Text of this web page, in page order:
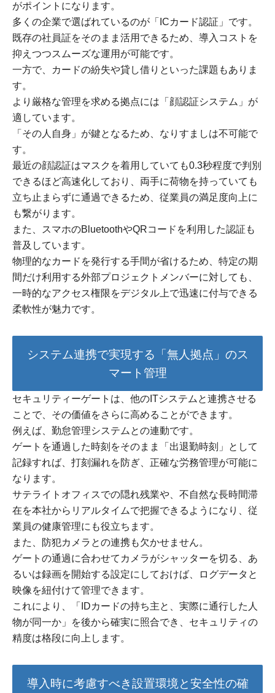
がポイントになります。
多くの企業で選ばれているのが「ICカード認証」です。
既存の社員証をそのまま活用できるため、導入コストを
抑えつつスムーズな運用が可能です。
一方で、カードの紛失や貸し借りといった課題もありま
す。
より厳格な管理を求める拠点には「顔認証システム」が
適しています。
「その人自身」が鍵となるため、なりすましは不可能で
す。
最近の顔認証はマスクを着用していても0.3秒程度で判別
できるほど高速化しており、両手に荷物を持っていても
立ち止まらずに通過できるため、従業員の満足度向上に
も繋がります。
また、スマホのBluetoothやQRコードを利用した認証も
普及しています。
物理的なカードを発行する手間が省けるため、特定の期
間だけ利用する外部プロジェクトメンバーに対しても、
一時的なアクセス権限をデジタル上で迅速に付与できる
柔軟性が魅力です。
システム連携で実現する「無人拠点」のス
マート管理
セキュリティーゲートは、他のITシステムと連携させる
ことで、その価値をさらに高めることができます。
例えば、勤怠管理システムとの連動です。
ゲートを通過した時刻をそのまま「出退勤時刻」として
記録すれば、打刻漏れを防ぎ、正確な労務管理が可能に
なります。
サテライトオフィスでの隠れ残業や、不自然な長時間滞
在を本社からリアルタイムで把握できるようになり、従
業員の健康管理にも役立ちます。
また、防犯カメラとの連携も欠かせません。
ゲートの通過に合わせてカメラがシャッターを切る、あ
るいは録画を開始する設定にしておけば、ログデータと
映像を紐付けて管理できます。
これにより、「IDカードの持ち主と、実際に通行した人
物が同一か」を後から確実に照合でき、セキュリティの
精度は格段に向上します。
導入時に考慮すべき設置環境と安全性の確